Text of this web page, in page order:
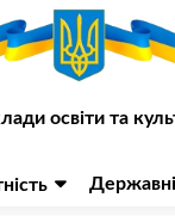
освіти та
Державні